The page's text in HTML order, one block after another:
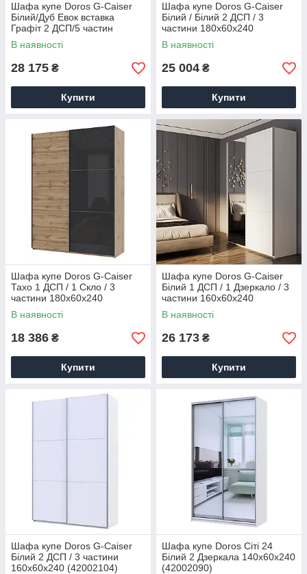
Шафа купе Doros G-Caiser
Білий/Дуб Евок вставка
Графіт 2 ДСП/5 частин
220х60х240 (44900390)
В наявності
28 175 ₴
Купити
Шафа купе Doros G-Caiser
Білий / Білий 2 ДСП / 3
частини 180х60х240
(42002108)
В наявності
25 004 ₴
Купити
Шафа купе Doros G-Caiser
Тахо 1 ДСП / 1 Скло / 3
частини 180х60х240
(42005080)
В наявності
18 386 ₴
Купити
Шафа купе Doros G-Caiser
Білий 1 ДСП / 1 Дзеркало / 3
частини 160х60х240
(42002103)
В наявності
26 173 ₴
Купити
Шафа купе Doros G-Caiser
Білий 2 ДСП / 3 частини
160х60х240 (42002104)
Шафа купе Doros Сіті 24
Білий 2 Дзеркала 140х60х240
(42002090)